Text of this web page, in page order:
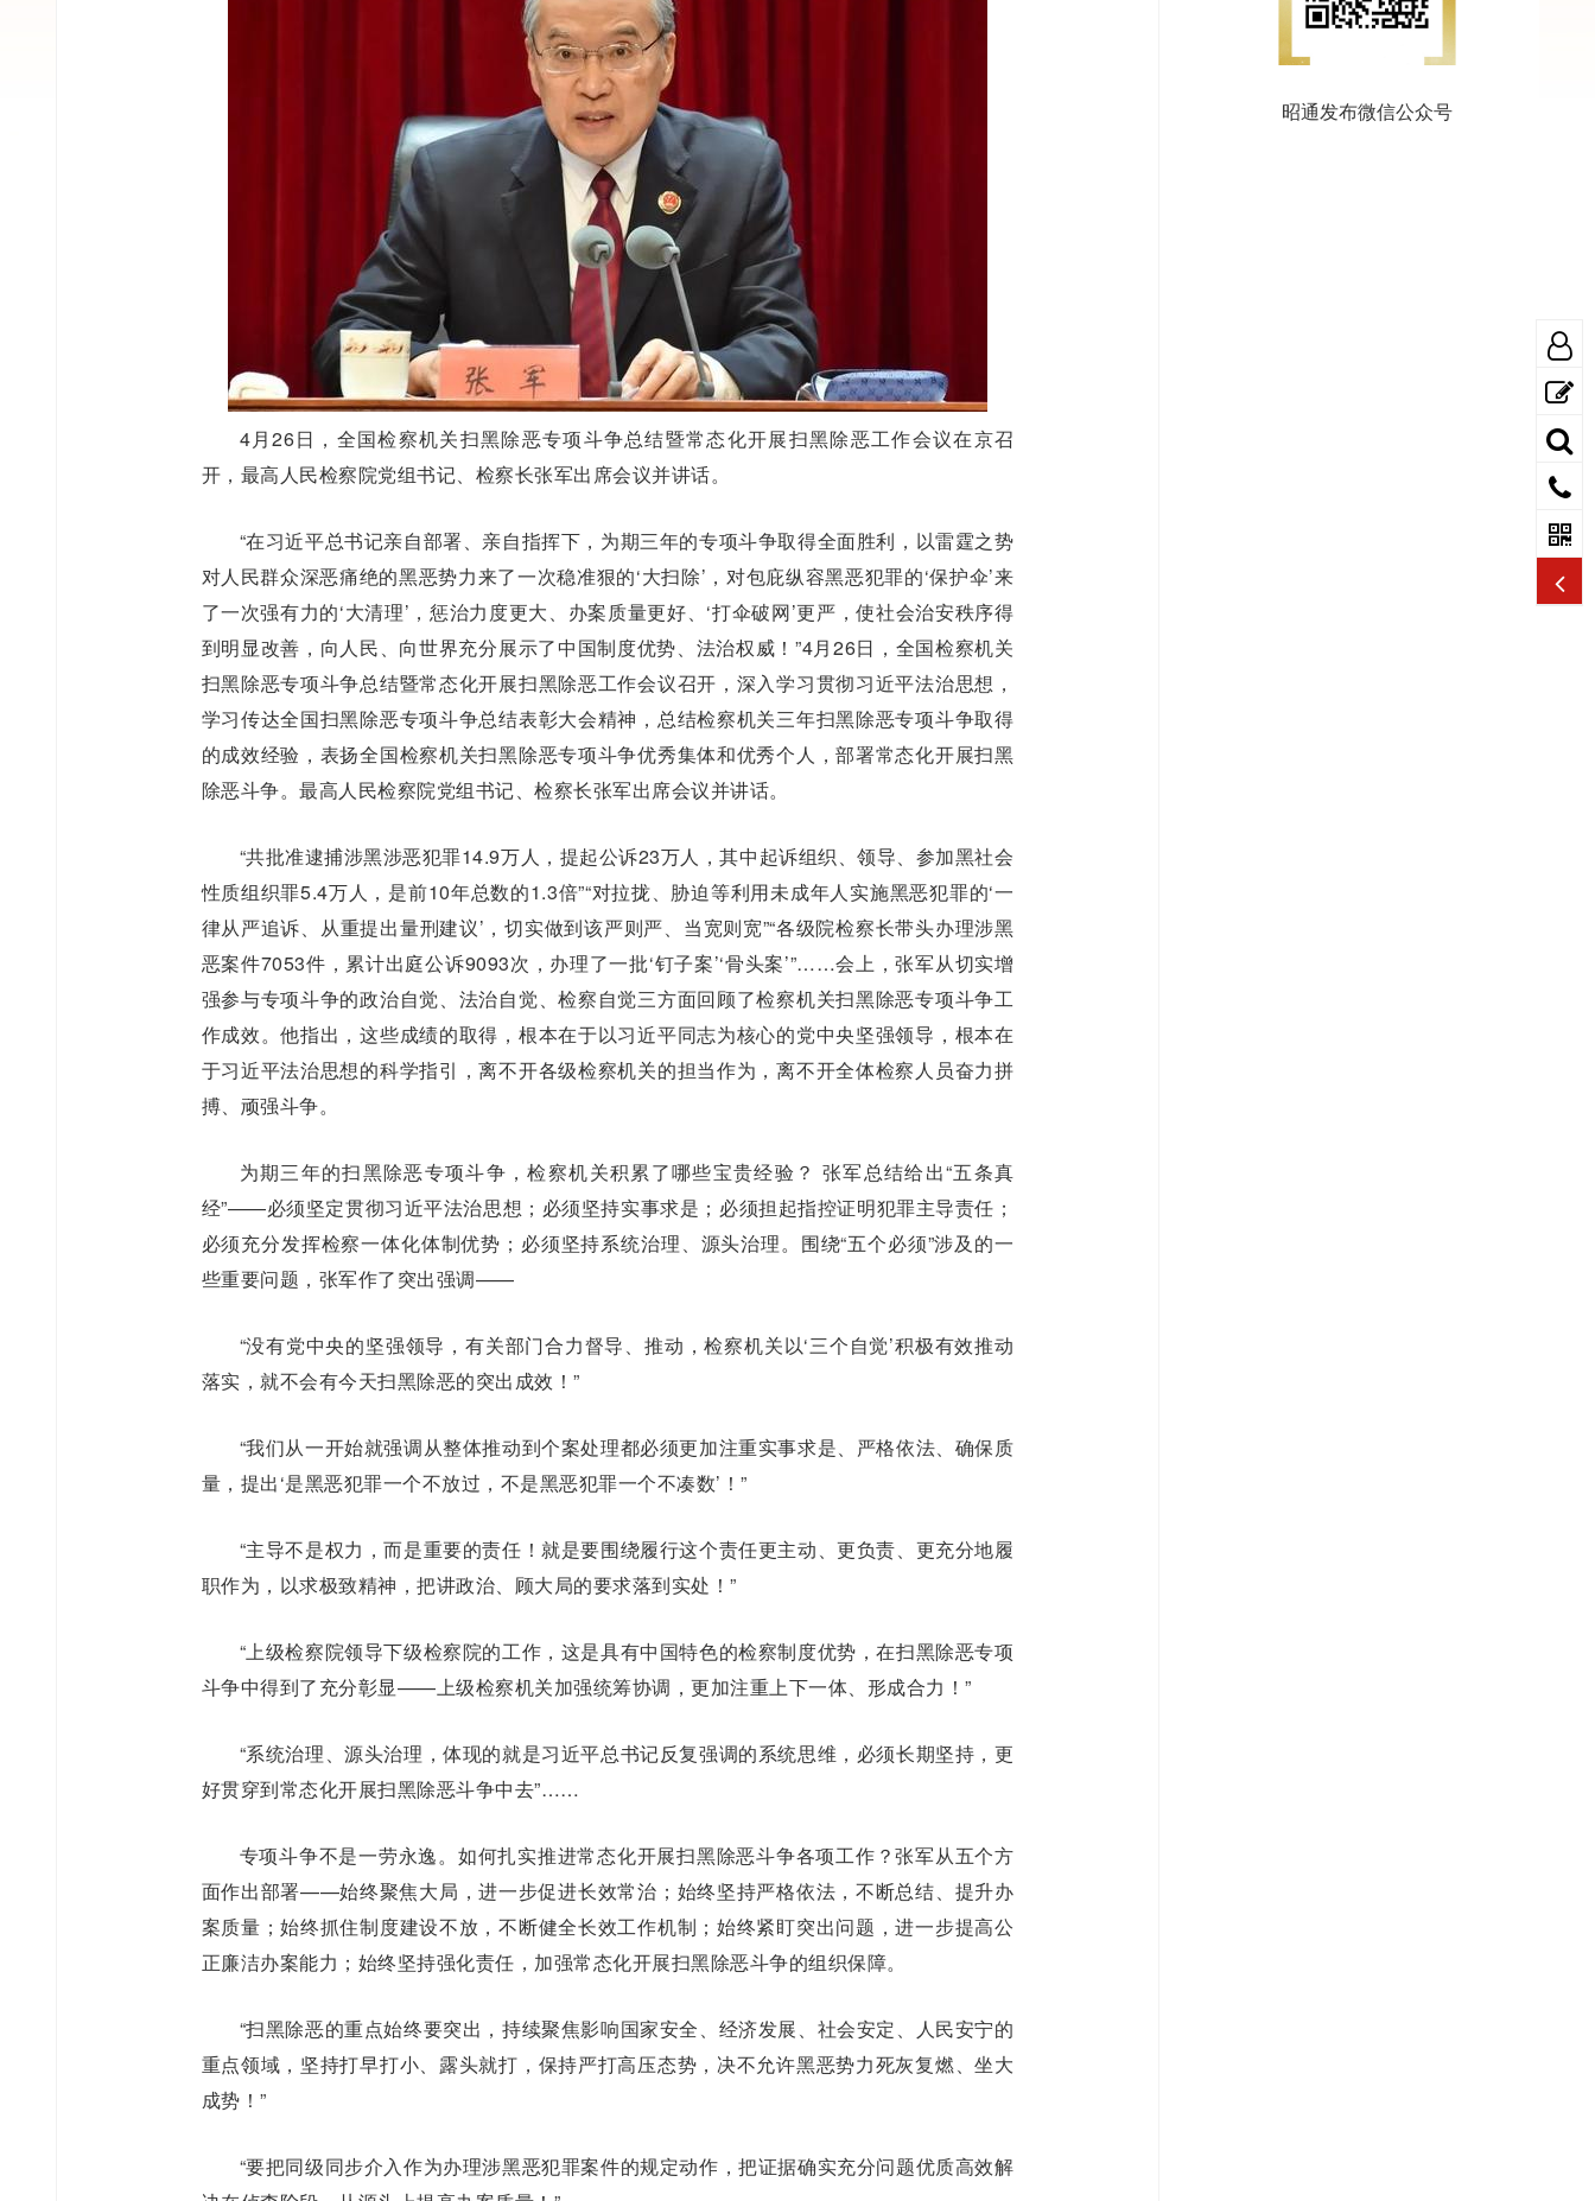
4月26日，全国检察机关扫黑除恶专项斗争总结暨常态化开展扫黑除恶工作会议在京召
开，最高人民检察院党组书记、检察长张军出席会议并讲话。
“在习近平总书记亲自部署、亲自指挥下，为期三年的专项斗争取得全面胜利，以雷霆之势
对人民群众深恶痛绝的黑恶势力来了一次稳准狠的‘大扫除’，对包庇纵容黑恶犯罪的‘保护伞’来
了一次强有力的‘大清理’，惩治力度更大、办案质量更好、‘打伞破网’更严，使社会治安秩序得
到明显改善，向人民、向世界充分展示了中国制度优势、法治权威！”4月26日，全国检察机关
扫黑除恶专项斗争总结暨常态化开展扫黑除恶工作会议召开，深入学习贯彻习近平法治思想，
学习传达全国扫黑除恶专项斗争总结表彰大会精神，总结检察机关三年扫黑除恶专项斗争取得
的成效经验，表扬全国检察机关扫黑除恶专项斗争优秀集体和优秀个人，部署常态化开展扫黑
除恶斗争。最高人民检察院党组书记、检察长张军出席会议并讲话。
“共批准逮捕涉黑涉恶犯罪14.9万人，提起公诉23万人，其中起诉组织、领导、参加黑社会
性质组织罪5.4万人，是前10年总数的1.3倍”“对拉拢、胁迫等利用未成年人实施黑恶犯罪的‘一
律从严追诉、从重提出量刑建议’，切实做到该严则严、当宽则宽”“各级院检察长带头办理涉黑
恶案件7053件，累计出庭公诉9093次，办理了一批‘钉子案’‘骨头案’”……会上，张军从切实增
强参与专项斗争的政治自觉、法治自觉、检察自觉三方面回顾了检察机关扫黑除恶专项斗争工
作成效。他指出，这些成绩的取得，根本在于以习近平同志为核心的党中央坚强领导，根本在
于习近平法治思想的科学指引，离不开各级检察机关的担当作为，离不开全体检察人员奋力拼
搏、顽强斗争。
为期三年的扫黑除恶专项斗争，检察机关积累了哪些宝贵经验？ 张军总结给出“五条真
经”——必须坚定贯彻习近平法治思想；必须坚持实事求是；必须担起指控证明犯罪主导责任；
必须充分发挥检察一体化体制优势；必须坚持系统治理、源头治理。围绕“五个必须”涉及的一
些重要问题，张军作了突出强调——
“没有党中央的坚强领导，有关部门合力督导、推动，检察机关以‘三个自觉’积极有效推动
落实，就不会有今天扫黑除恶的突出成效！”
“我们从一开始就强调从整体推动到个案处理都必须更加注重实事求是、严格依法、确保质
量，提出‘是黑恶犯罪一个不放过，不是黑恶犯罪一个不凑数’！”
“主导不是权力，而是重要的责任！就是要围绕履行这个责任更主动、更负责、更充分地履
职作为，以求极致精神，把讲政治、顾大局的要求落到实处！”
“上级检察院领导下级检察院的工作，这是具有中国特色的检察制度优势，在扫黑除恶专项
斗争中得到了充分彰显——上级检察机关加强统筹协调，更加注重上下一体、形成合力！”
“系统治理、源头治理，体现的就是习近平总书记反复强调的系统思维，必须长期坚持，更
好贯穿到常态化开展扫黑除恶斗争中去”……
专项斗争不是一劳永逸。如何扎实推进常态化开展扫黑除恶斗争各项工作？张军从五个方
面作出部署——始终聚焦大局，进一步促进长效常治；始终坚持严格依法，不断总结、提升办
案质量；始终抓住制度建设不放，不断健全长效工作机制；始终紧盯突出问题，进一步提高公
正廉洁办案能力；始终坚持强化责任，加强常态化开展扫黑除恶斗争的组织保障。
“扫黑除恶的重点始终要突出，持续聚焦影响国家安全、经济发展、社会安定、人民安宁的
重点领域，坚持打早打小、露头就打，保持严打高压态势，决不允许黑恶势力死灰复燃、坐大
成势！”
“要把同级同步介入作为办理涉黑恶犯罪案件的规定动作，把证据确实充分问题优质高效解
昭通发布微信公众号